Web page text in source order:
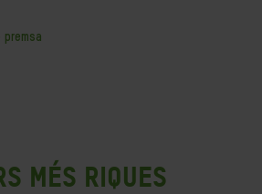
premsa
més riques